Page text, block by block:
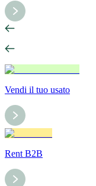
Vendi il tuo usato
Rent B2B